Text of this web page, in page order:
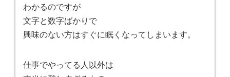
わかるのですが
文字と数字ばかりで
興味のない方はすぐに眠くなってしまいます。
仕事でやってる人以外は